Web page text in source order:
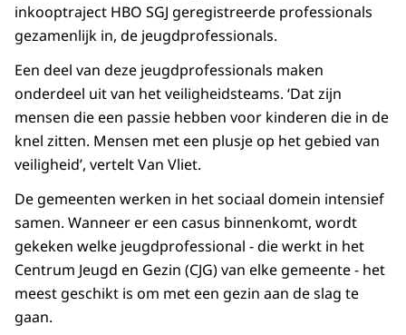
inkooptraject HBO SGJ geregistreerde professionals
gezamenlijk in, de jeugdprofessionals.
Een deel van deze jeugdprofessionals maken
onderdeel uit van het veiligheidsteams. ‘Dat zijn
mensen die een passie hebben voor kinderen die in de
knel zitten. Mensen met een plusje op het gebied van
veiligheid’, vertelt Van Vliet.
De gemeenten werken in het sociaal domein intensief
samen. Wanneer er een casus binnenkomt, wordt
gekeken welke jeugdprofessional - die werkt in het
Centrum Jeugd en Gezin (CJG) van elke gemeente - het
meest geschikt is om met een gezin aan de slag te
gaan.